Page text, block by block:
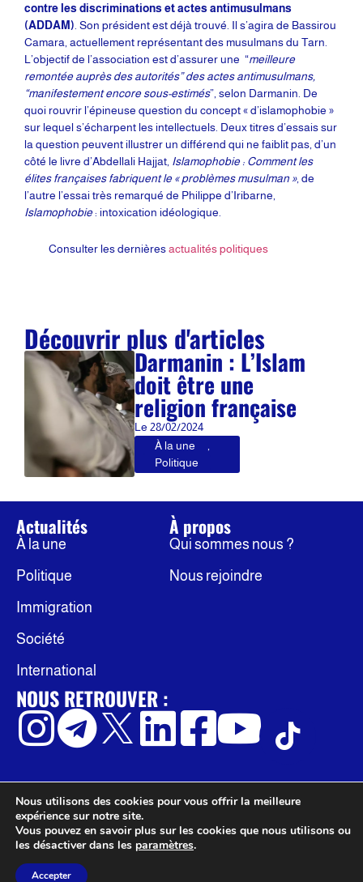
contre les discriminations et actes antimusulmans
(ADDAM) . Son président est déjà trouvé. Il s’agira de Bassirou
Camara, actuellement représentant des musulmans du Tarn.
L’objectif de l’association est d’assurer une “meilleure
remontée auprès des autorités” des actes antimusulmans,
“manifestement encore sous-estimés”, selon Darmanin. De
quoi rouvrir l’épineuse question du concept « d’islamophobie »
sur lequel s’écharpent les intellectuels. Deux titres d’essais sur
la question peuvent illustrer un différend qui ne faiblit pas, d’un
côté le livre d’Abdellali Hajjat, Islamophobie : Comment les
élites françaises fabriquent le « problèmes musulman », de
l’autre l’essai très remarqué de Philippe d’Iribarne,
Islamophobie: intoxication idéologique.
Consulter les dernièresactualités politiques
Découvrir plus d'articles
Darmanin : L’Islam
doit être une
religion française
Le 28/02/2024
À la une
Politique
NOUS RETROUVER :
Actualités
À la une
Politique
Immigration
Société
International
À propos
Qui sommes nous ?
Nous rejoindre
© OccidentisPolitique de confidentialité
Mentions légales
Nous utilisons des cookies pour vous offrir la meilleure
expérience sur notre site.
Vous pouvez en savoir plus sur les cookies que nous utilisons ou
les désactiver dans les paramètres.
Accepter